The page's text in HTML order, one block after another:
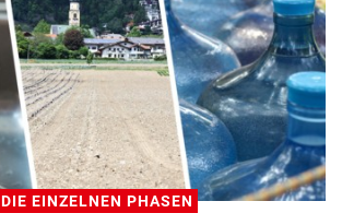
DIE EINZELNEN PHASEN